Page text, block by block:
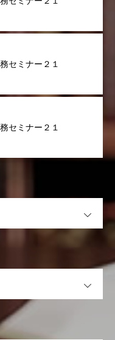
セミナー２１
セミナー２１